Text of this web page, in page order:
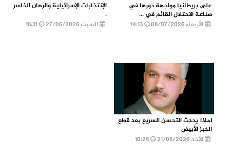
على بريطانيا مواجهة دورها في
صناعة الاحتلال القائم في ...
الأربعاء 08/07/2026
الإنتخابات الإسرائيلية والرهان الخاسر
.
السبت 27/06/2026
16:31
لماذا يحدث التحسن السريع بعد قطع
الخبز الأبيض
الأحد 21/06/2026